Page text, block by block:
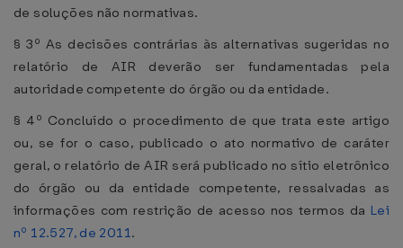
de soluções não normativas.
§ 3º As decisões contrárias às alternativas sugeridas no
relatório de AIR deverão ser fundamentadas pela
autoridade competente do órgão ou da entidade.
§ 4º Concluído o procedimento de que trata este artigo
ou, se for o caso, publicado o ato normativo de caráter
geral, o relatório de AIR será publicado no sítio eletrônico
do órgão ou da entidade competente, ressalvadas as
informações com restrição de acesso nos termos da Lei
nº 12.527, de 2011.